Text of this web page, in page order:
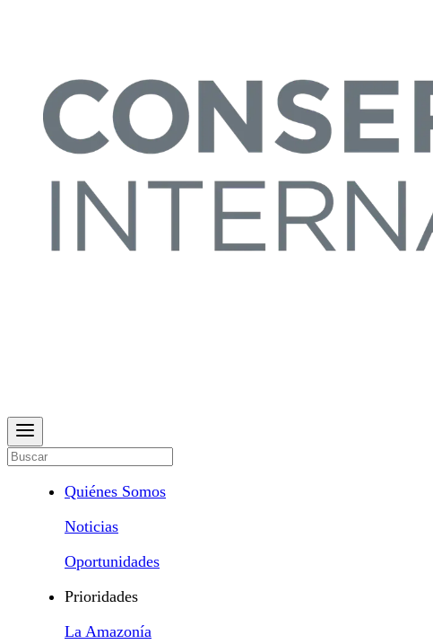
Quiénes Somos
Noticias
Oportunidades
Prioridades
La Amazonía